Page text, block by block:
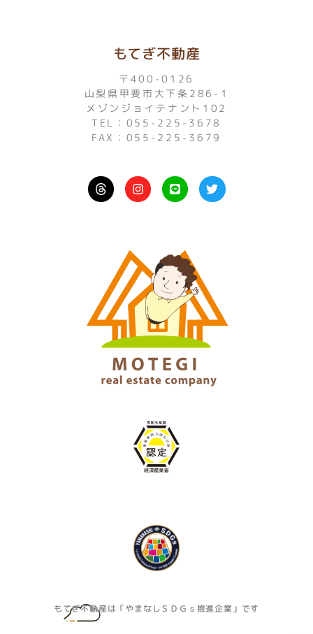
もてぎ不動産
〒400-0126
山梨県甲斐市大下条286-1
メゾンジョイテナント102
TEL：055-225-3678
FAX：055-225-3679
I
n
s
a
m
L
i
n
T
w
i
もてぎ不動産は「やまなしＳＤＧｓ推進企業」です